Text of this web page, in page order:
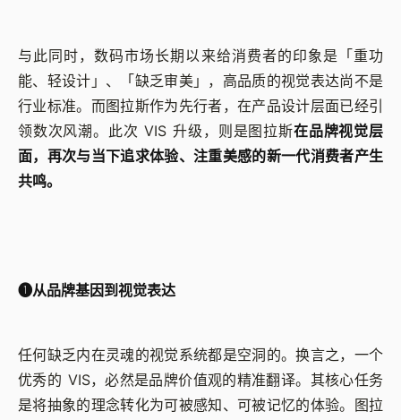
与此同时，数码市场长期以来给消费者的印象是「重功
能、轻设计」、「缺乏审美」，高品质的视觉表达尚不是
行业标准。而图拉斯作为先行者，在产品设计层面已经引
领数次风潮。此次 VIS 升级，则是图拉斯在品牌视觉层
面，再次与当下追求体验、注重美感的新一代消费者产生
共鸣。
➊从品牌基因到视觉表达
任何缺乏内在灵魂的视觉系统都是空洞的。换言之，一个
优秀的 VIS，必然是品牌价值观的精准翻译。其核心任务
是将抽象的理念转化为可被感知、可被记忆的体验。图拉